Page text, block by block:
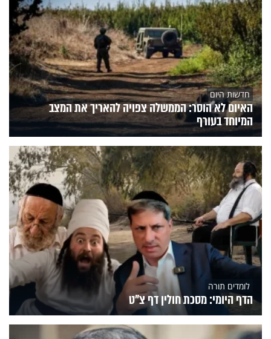
חדשות היום
האיום לא הוסר: הממשלה צפויה להאריך את המצב
המיוחד בעורף
לומדים תורה
הדף היומי: מסכת חולין דף צ"ט